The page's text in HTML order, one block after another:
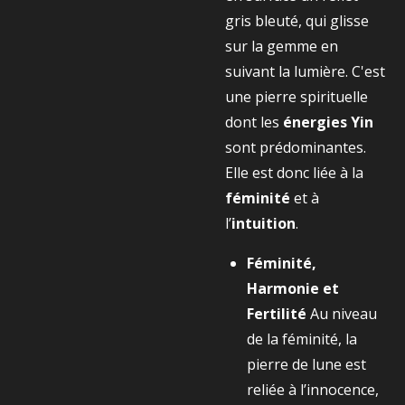
gris bleuté, qui glisse
sur la gemme en
suivant la lumière. C'est
une pierre spirituelle
dont les énergies Yin
sont prédominantes.
Elle est donc liée à la
féminité et à
l’intuition.
Féminité,
Harmonie et
Fertilité Au niveau
de la féminité, la
pierre de lune est
reliée à l’innocence,